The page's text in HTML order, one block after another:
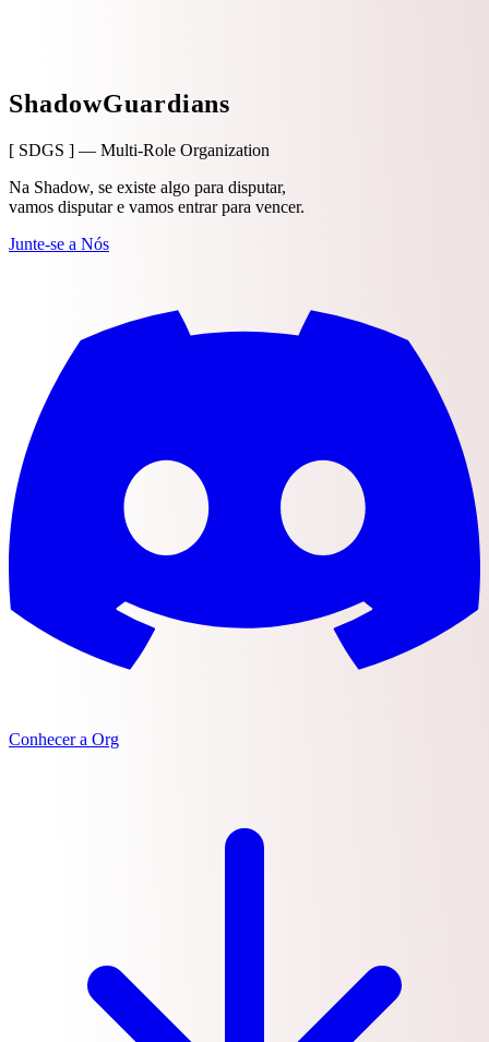
ShadowGuardians
[ SDGS ] — Multi-Role Organization
Na Shadow, se existe algo para disputar,
vamos disputar e vamos entrar para vencer.
Junte-se a Nós
Conhecer a Org